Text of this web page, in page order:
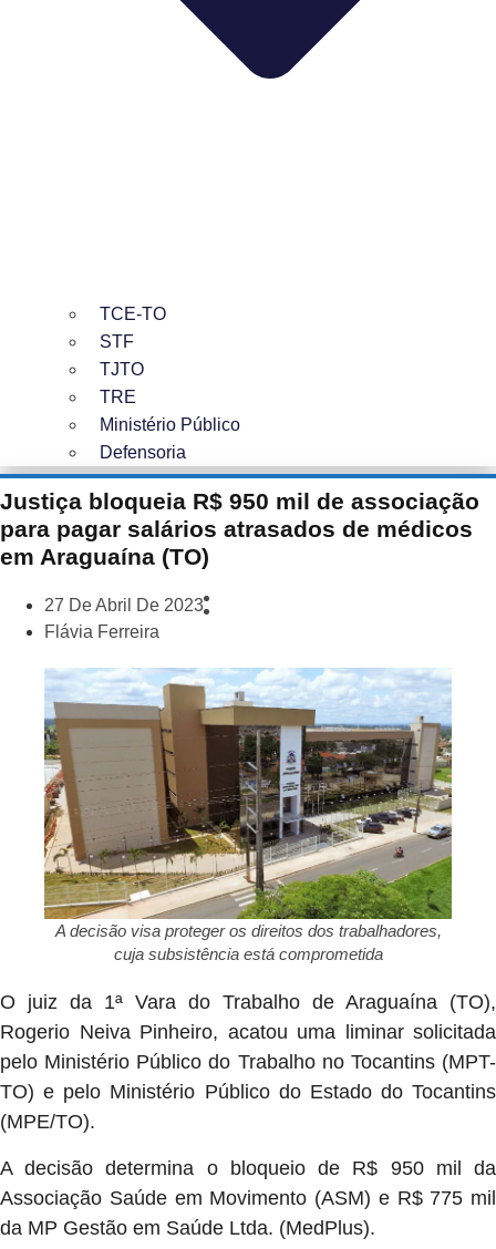
TCE-TO
STF
TJTO
TRE
Ministério Público
Defensoria
Justiça bloqueia R$ 950 mil de associação
para pagar salários atrasados de médicos
em Araguaína (TO)
27 De Abril De 2023
Flávia Ferreira
A decisão visa proteger os direitos dos trabalhadores,
cuja subsistência está comprometida
O juiz da 1ª Vara do Trabalho de Araguaína (TO),
Rogerio Neiva Pinheiro, acatou uma liminar solicitada
pelo Ministério Público do Trabalho no Tocantins (MPT-
TO) e pelo Ministério Público do Estado do Tocantins
(MPE/TO).
A decisão determina o bloqueio de R$ 950 mil da
Associação Saúde em Movimento (ASM) e R$ 775 mil
da MP Gestão em Saúde Ltda. (MedPlus).